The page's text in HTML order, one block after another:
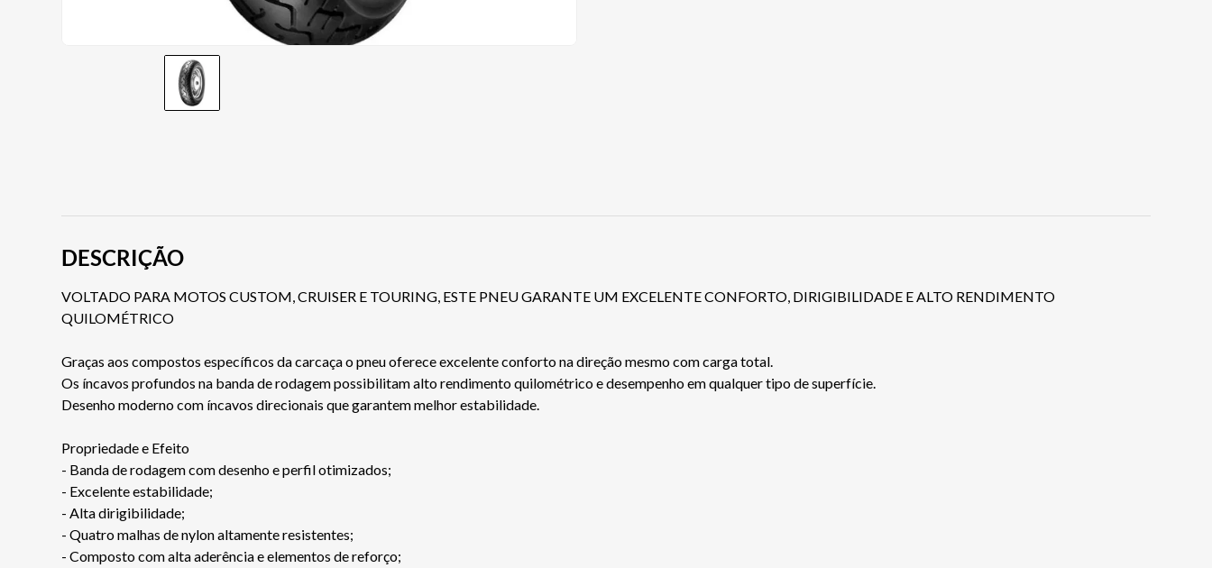
DESCRIÇÃO
VOLTADO PARA MOTOS CUSTOM, CRUISER E TOURING, ESTE PNEU GARANTE UM EXCELENTE CONFORTO, DIRIGIBILIDADE E ALTO RENDIMENTO
QUILOMÉTRICO
Graças aos compostos específicos da carcaça o pneu oferece excelente conforto na direção mesmo com carga total.
Os íncavos profundos na banda de rodagem possibilitam alto rendimento quilométrico e desempenho em qualquer tipo de superfície.
Desenho moderno com íncavos direcionais que garantem melhor estabilidade.
Propriedade e Efeito
- Banda de rodagem com desenho e perfil otimizados;
- Excelente estabilidade;
- Alta dirigibilidade;
- Quatro malhas de nylon altamente resistentes;
- Composto com alta aderência e elementos de reforço;